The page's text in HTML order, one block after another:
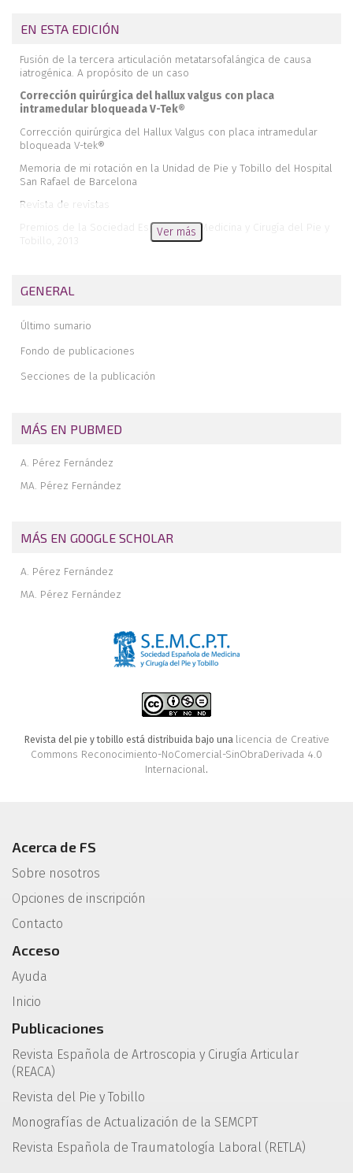
EN ESTA EDICIÓN
Fusión de la tercera articulación metatarsofalángica de causa
iatrogénica. A propósito de un caso
Corrección quirúrgica del hallux valgus con placa
intramedular bloqueada V-Tek®
Corrección quirúrgica del Hallux Valgus con placa intramedular
bloqueada V-tek®
Memoria de mi rotación en la Unidad de Pie y Tobillo del Hospital
San Rafael de Barcelona
Revista de revistas
Premios de la Sociedad Española de Medicina y Cirugía del Pie y
Tobillo, 2013
Recidivas de lesiones osteocondrales de astrágalo. Un reto
en las lesiones osteocondrales de astrágalo
Doble artrodesis del tarso por vía medial: primeros dieciséis
casos
Tobillo cóncavo-convexo. A propósito de un caso
Ver más
GENERAL
Último sumario
Fondo de publicaciones
Secciones de la publicación
MÁS EN PUBMED
A. Pérez Fernández
MA. Pérez Fernández
MÁS EN GOOGLE SCHOLAR
A. Pérez Fernández
MA. Pérez Fernández
Revista del pie y tobillo está distribuida bajo una licencia de Creative
Commons Reconocimiento-NoComercial-SinObraDerivada 4.0
Internacional.
Acerca de FS
Sobre nosotros
Opciones de inscripción
Contacto
Acceso
Ayuda
Inicio
Publicaciones
Revista Española de Artroscopia y Cirugía Articular
(REACA)
Revista del Pie y Tobillo
Monografías de Actualización de la SEMCPT
Revista Española de Traumatología Laboral (RETLA)